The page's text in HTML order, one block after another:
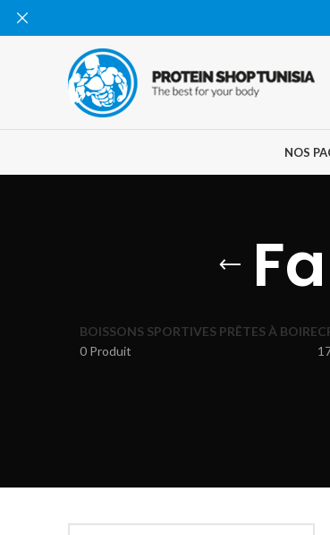
NOS
BOISSONS SPORTIVES PRÊTES À BOIRE
0 Produit